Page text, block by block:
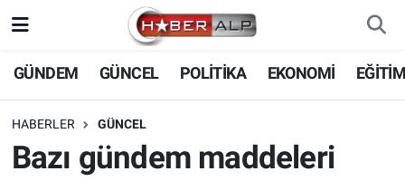
GÜNDEM GÜNCEL POLİTİKA EKONOMİ
HABERLER GÜNCEL
Bazı gündem maddeleri
Nöbetçi Eczaneler
Hava Durumu
Trafik Durumu